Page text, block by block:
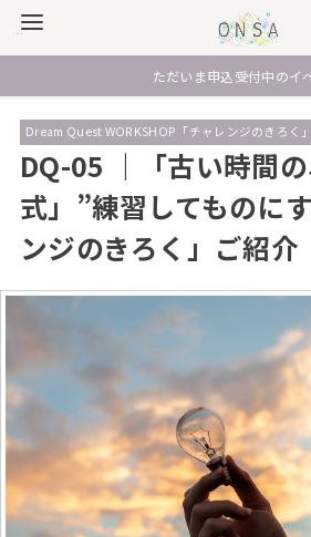
ただいま申込受付中のイ
Dream Quest WORKSHOP「チャレンジのきろく
DQ-05 ｜「古い時間
式」”練習してものに
ンジのきろく」ご紹介